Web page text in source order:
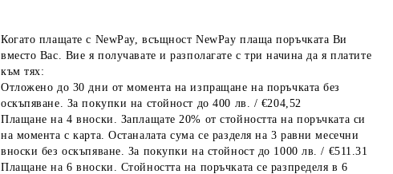
Когато плащате с NewPay, всъщност NewPay плаща поръчката Ви
вместо Вас. Вие я получавате и разполагате с три начина да я платите
към тях:
Отложено до 30 дни от момента на изпращане на поръчката без
оскъпяване. За покупки на стойност до 400 лв. / €204,52
Плащане на 4 вноски. Заплащате 20% от стойността на поръчката си
на момента с карта. Останалата сума се разделя на 3 равни месечни
вноски без оскъпяване. За покупки на стойност до 1000 лв. / €511.31
Плащане на 6 вноски. Стойността на поръчката се разпределя в 6